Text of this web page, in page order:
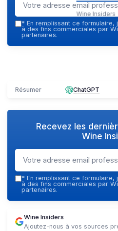
Wine Insiders
* En remplissant ce formulaire,
à des fins commerciales par
partenaires.
Résumer ChatGPT
Recevez les
Wine
* En remplissant ce formulaire,
à des fins commerciales par
partenaires.
Wine Insiders
Ajoutez-nous à vos sources